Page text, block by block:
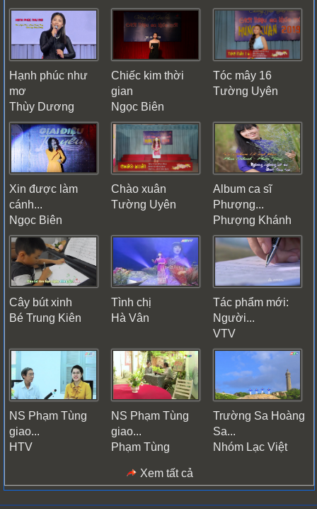
Hạnh phúc như
mơ
Thùy Dương
Chiếc kim thời
gian
Ngọc Biên
Tóc mây 16
Tường Uyên
Xin được làm
cánh...
Ngọc Biên
Chào xuân
Tường Uyên
Album ca sĩ
Phượng...
Phượng Khánh
Cây bút xinh
Bé Trung Kiên
Tình chị
Hà Vân
Tác phẩm mới:
Người...
VTV
NS Phạm Tùng
giao...
HTV
NS Phạm Tùng
giao...
Phạm Tùng
Trường Sa Hoàng
Sa...
Nhóm Lạc Việt
Xem tất cả